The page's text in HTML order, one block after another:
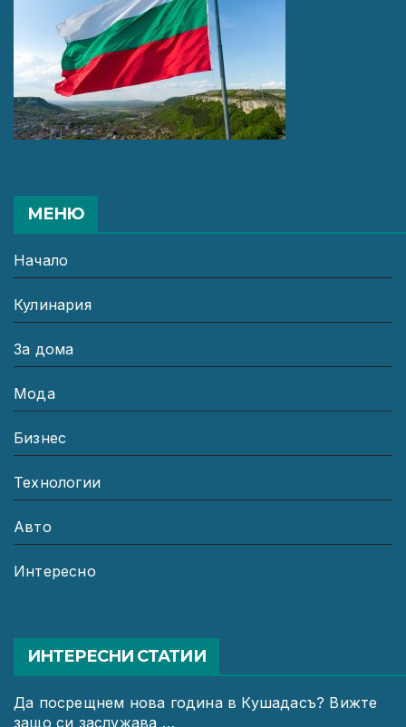
МЕНЮ
Начало
Кулинария
За дома
Мода
Бизнес
Технологии
Авто
Интересно
ИНТЕРЕСНИ СТАТИИ
Да посрещнем нова година в Кушадасъ? Вижте
защо си заслужава …